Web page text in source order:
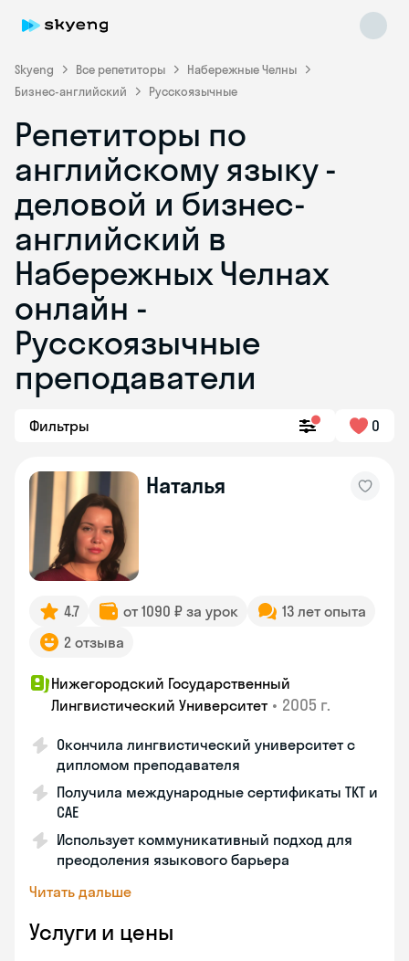
Skyeng Все репетиторы
Набережные Челны
Бизнес-английский
Русскоязычные
Репетиторы по
английскому языку -
деловой и бизнес-
английский в
Набережных Челнах
онлайн -
Русскоязычные
преподаватели
Фильтры 0
Наталья
4.7 от 1090 ₽ за урок
13 лет опыта
2 отзыва
Нижегородский Государственный
Лингвистический Университет • 2005 г.
Окончила лингвистический университет с
дипломом преподавателя
Получила международные сертификаты TKT и
CAE
Использует коммуникативный подход для
преодоления языкового барьера
Читать дальше
Услуги и цены
Skyeng Chat